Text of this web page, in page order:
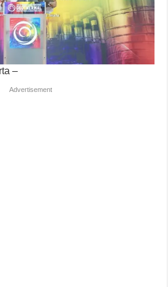
–
Advertisement